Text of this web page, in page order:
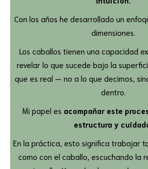
Con los años he desarrollado un
dimensiones.
Los caballos tienen una capacidad
revelar lo que sucede bajo la
que es real — no a lo que decimos,
dentro.
Mi papel es acompañar este
estructura y
En la práctica, esto significa trabajar
como con el caballo, escuchando la